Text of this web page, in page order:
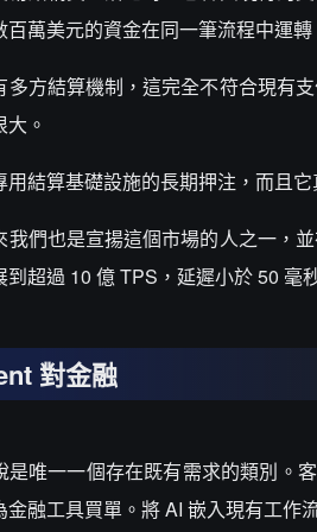
百萬美元的資金在同一筆流程中運轉
多方結算機制，這完全不符合現有
。
用結算基礎設施的長期押注，而且
我們也是宣揚這個市場的人之一，
到超過 10 億 TPS，延遲小於 50 毫
對金融
是唯一一個存在既有需求的類別。
金融工具買單。將 AI 嵌入現有工作